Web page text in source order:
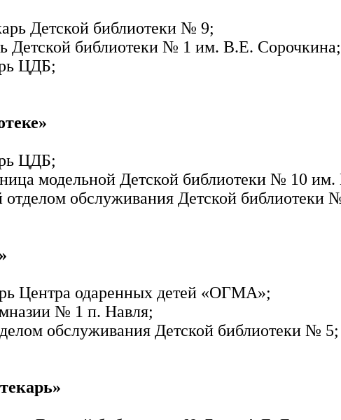
Детской библиотеки № 9;
Детской библиотеки № 1 им. В.Е. Сорочкина;
ЦДБ;
ЦДБ;
модельной Детской библиотеки № 10
обслуживания Детской библиотеки
Центра одаренных детей «ОГМА»;
№ 1 п. Навля;
обслуживания Детской библиотеки № 5;